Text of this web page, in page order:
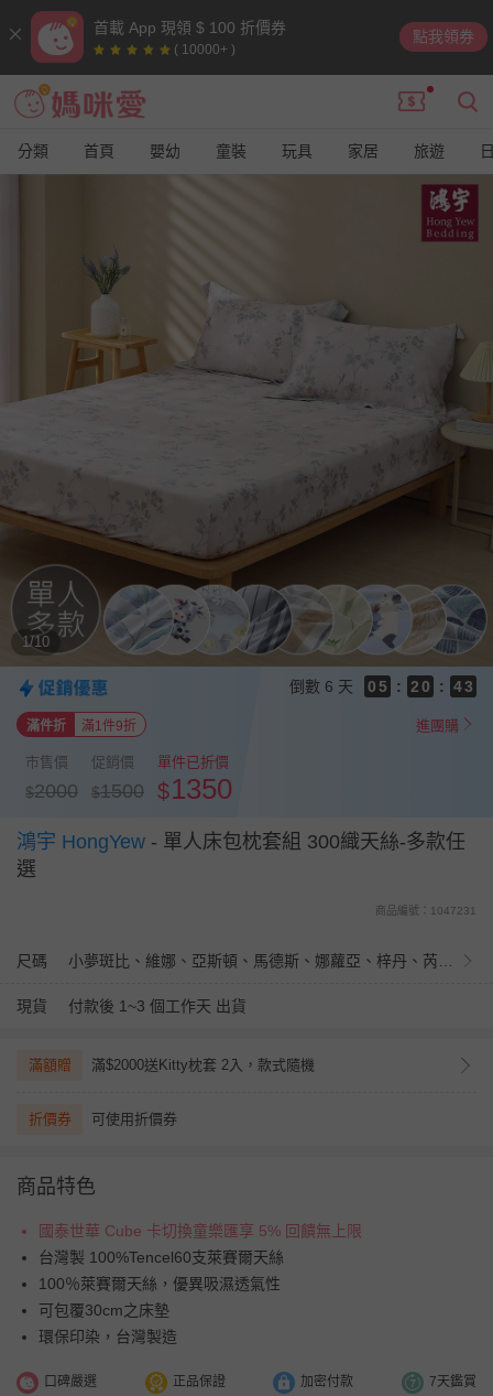
首載 App 現領 $ 100 折價券
( 10000+ )
點我領券
分類 首頁 嬰幼 童裝 玩具 家居 旅遊
1/10
倒數 6 天 0
1
2
3
4
8
9
5
6
7
8
9
:
0
2
3
5
6
0
1
2
3
4
:
1
3
4
5
6
7
7
8
9
滿件折 滿1件9折 進團購
市售價
$2000
促銷價
$1500
單件已折價
$1350
鴻宇 HongYew - 單人床包枕套組 300織天絲-多款任
選
商品編號：1047231
尺碼
現貨 付款後 1~3 個工作天 出貨
滿額贈 滿$2000送Kitty枕套 2入，款式隨機
折價券 可使用折價券
商品特色
國泰世華 Cube 卡切換童樂匯享 5% 回饋無上限
台灣製 100%Tencel60支萊賽爾天絲
100％萊賽爾天絲，優異吸濕透氣性
可包覆30cm之床墊
環保印染，台灣製造
口碑嚴選 正品保證 加密付款 7天鑑賞